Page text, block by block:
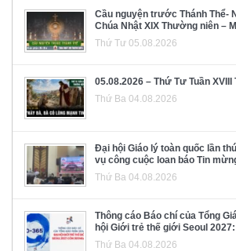
Cầu nguyện trước Thánh Thể-
Chúa Nhật XIX Thường niên –
Thứ Tư 05.08.2026
05.08.2026 – Thứ Tư Tuần
Thứ Ba 04.08.2026
Đại hội Giáo lý toàn quốc lần
vụ công cuộc loan báo Tin
Thứ Ba 04.08.2026
Thông cáo Báo chí của Tổng
hội Giới trẻ thế giới Seoul
Thứ Ba 04.08.2026